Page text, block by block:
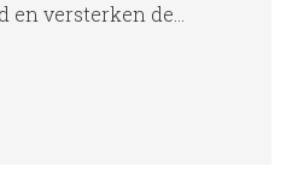
versterken de...